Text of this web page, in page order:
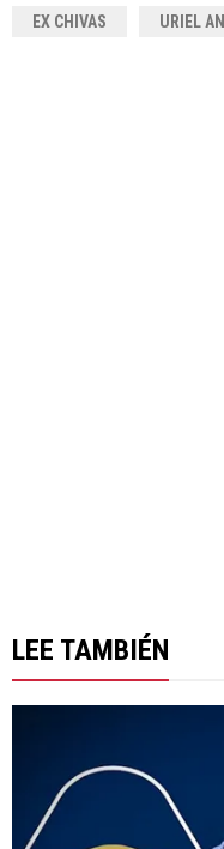
EX CHIVAS URIEL
LEE TAMBIÉN